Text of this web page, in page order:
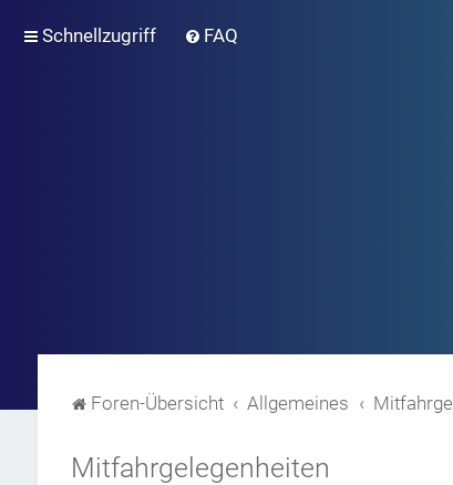
Schnellzugriff FAQ
Foren-Übersicht Allgemeines
Mitfahrgelegenheiten